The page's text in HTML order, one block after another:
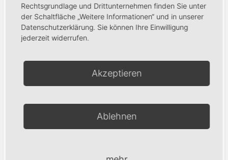
Suchen
Rechtsgrundlage und Drittunternehmen finden Sie unter
der Schaltfläche „Weitere Informationen“ und in unserer
Datenschutzerklärung. Sie können Ihre Einwilligung
jederzeit widerrufen.
Akzeptieren
Ablehnen